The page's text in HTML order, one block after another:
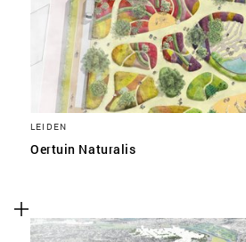
LEIDEN
Oertuin Naturalis